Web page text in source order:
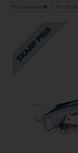
Pris stigende
Pris